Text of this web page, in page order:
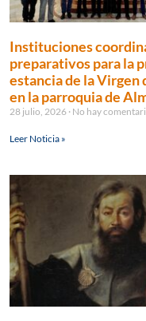
Instituciones
preparativos para la
estancia de la Virgen
en la parroquia de
28 julio, 2026 No hay
Leer Noticia »